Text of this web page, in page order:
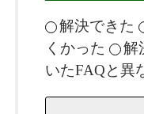
解決できた
くかった
解
いたFAQと異